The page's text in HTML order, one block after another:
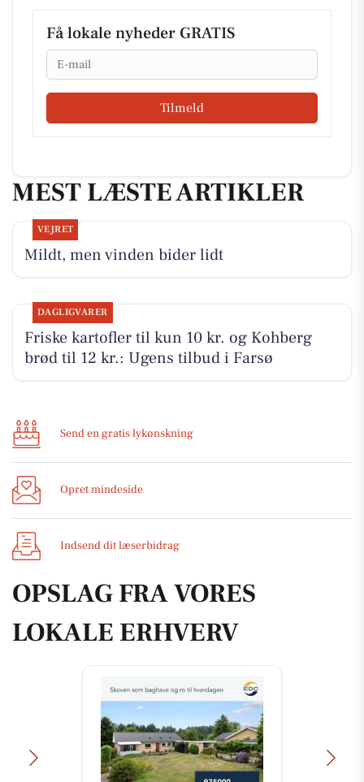
Få lokale nyheder GRATIS
Email
Tilmeld
MEST LÆSTE ARTIKLER
VEJRET
Mildt, men vinden bider lidt
DAGLIGVARER
Friske kartofler til kun 10 kr. og Kohberg
brød til 12 kr.: Ugens tilbud i Farsø
Send en gratis lykønskning
Opret mindeside
Indsend dit læserbidrag
OPSLAG FRA VORES
LOKALE ERHVERV